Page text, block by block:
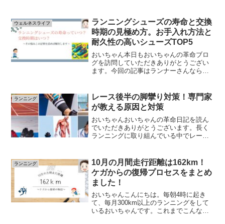
い！！2025年2月28日、東北初の100マ
イ...
ウェルネスライフ
ランニングシューズの寿命と交換
時期の見極め方。お手入れ方法と
耐久性の高いシューズTOP5
おいちゃん本日もおいちゃんの革命ブロ
グを訪問していただきありがとうござい
ます。今回の記事はランナーさんなら同
した。最後まで楽しんでご覧ください。
ランニングを楽しむランナ...
ランニング
レース後半の脚攣り対策！専門家
が教える原因と対策
おいちゃんおいちゃんの革命日記を読ん
でいただきありがとうございます。長く
ランニングに取り組んでいる中でレース
のメカニズムを検証し無事に走り切る対
策を事前に行っておきまし...
ランニング
10月の月間走行距離は162km！
ケガからの復帰プロセスをまとめ
ました！
おいちゃんこんにちは。毎朝4時に起き
て、毎月300km以上のランニングをして
いるおいちゃんです。これまでこんな自